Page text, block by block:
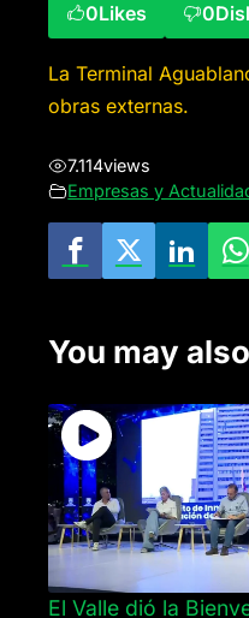
0Likes 0
La Terminal
obras externas.
7.114views
Empresas y
You may
El Valle dió la